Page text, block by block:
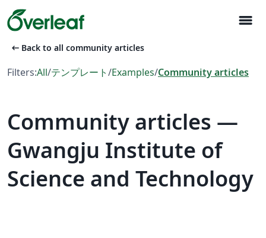
menu
arrow_left_alt Back to all community articles
Filters:All/テンプレート/Examples/Community articles
Community articles —
Gwangju Institute of
Science and Technology